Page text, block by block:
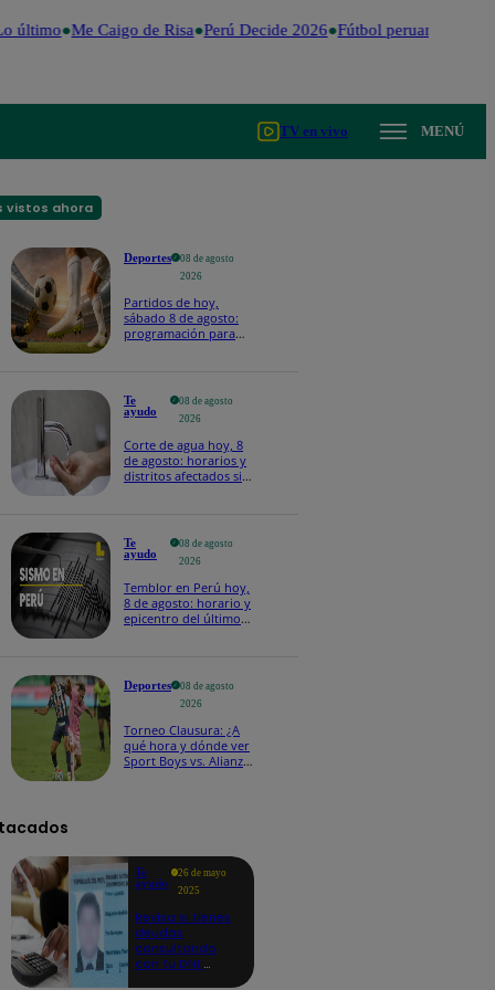
último Me Caigo de Risa Perú Decide 2026 Fútbol peruano
TV en vivo MENÚ
vistos ahora
Deportes
08 de agosto
2026
Partidos de hoy,
sábado 8 de agosto:
programación para
Te
ayudo
08 de agosto
2026
Corte de agua hoy, 8
de agosto: horarios y
distritos afectados sin
Te
ayudo
08 de agosto
2026
Temblor en Perú hoy,
8 de agosto: horario y
epicentro del último
Deportes
08 de agosto
2026
Torneo Clausura: ¿A
qué hora y dónde ver
Sport Boys vs. Alianza
Te
ayudo
26 de mayo
2025
Revisa si tienes
deudas
consultando
con tu DNI: